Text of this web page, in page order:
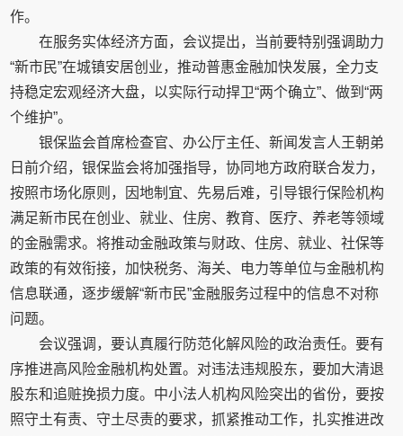
作。
在服务实体经济方面，会议提出，当前要特别强调助力
“新市民”在城镇安居创业，推动普惠金融加快发展，全力支
持稳定宏观经济大盘，以实际行动捍卫“两个确立”、做到“两
个维护”。
银保监会首席检查官、办公厅主任、新闻发言人王朝弟
日前介绍，银保监会将加强指导，协同地方政府联合发力，
按照市场化原则，因地制宜、先易后难，引导银行保险机构
满足新市民在创业、就业、住房、教育、医疗、养老等领域
的金融需求。将推动金融政策与财政、住房、就业、社保等
政策的有效衔接，加快税务、海关、电力等单位与金融机构
信息联通，逐步缓解“新市民”金融服务过程中的信息不对称
问题。
会议强调，要认真履行防范化解风险的政治责任。要有
序推进高风险金融机构处置。对违法违规股东，要加大清退
股东和追赃挽损力度。中小法人机构风险突出的省份，要按
照守土有责、守土尽责的要求，抓紧推动工作，扎实推进改